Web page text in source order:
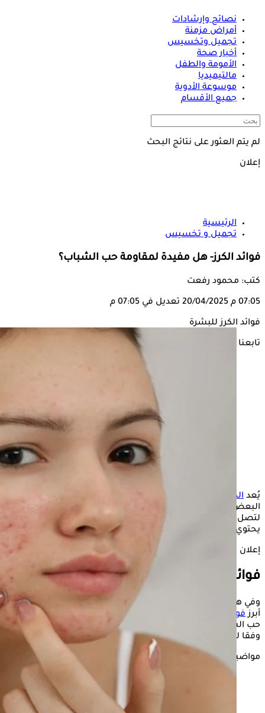
نصائح وإرشادات
أمراض مزمنة
تجميل وتخسيس
أخبار صحة
الأمومة والطفل
مالتيميديا
موسوعة الأدوية
جميع الأقسام
لم يتم العثور على نتائج البحث
إعلان
الرئيسية
تجميل و تخسيس
فوائد الكرز- هل مفيدة لمقاومة حب الشباب؟
كتب: محمود رفعت
07:05 م 20/04/2025 تعديل في 07:05 م
فوائد الكرز للبشرة
تابعنا على
يُعد الكرز
من الفواكه الصيفية المحببة للكثيرين، لكن ما لا يعرفه
البعض أن لهذه الفاكهة اللذيذة فوائد جمّة تتعدى الطعم الشهي
لتصل إلى العناية بالبشرة، كما أن الكرز يعزز صحة الجلد كونه
يحتوي على الفيتامينات ومضادات الأكسدة القوية.
إعلان
فوائد الكرز
وفي هذا الإطار، يستعرض موقع "الكونسلتو"، خلال السطور التالية
أبرزفوائد الكرز
التي قد يساعد في الوقاية من مشكلات شائعة مثل
حب الشباب، ويُساهم في إشراقة طبيعية ونضارة واضحة للبشرة،
وفقا لما جاء في " healthshots".
مواضيع ذات صلة